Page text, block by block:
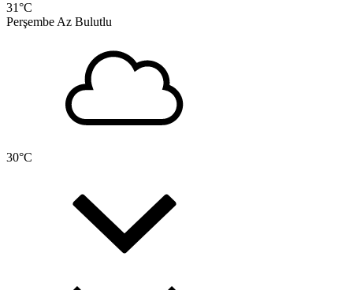
31°C
Perşembe Az Bulutlu
30°C